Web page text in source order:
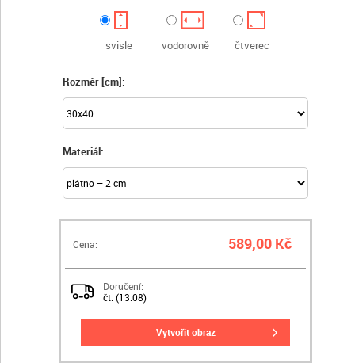
svisle vodorovně čtverec
Rozměr [cm]:
Materiál:
Cena: 589,00 Kč
Doručení:
čt. (13.08)
vytvořit obraz